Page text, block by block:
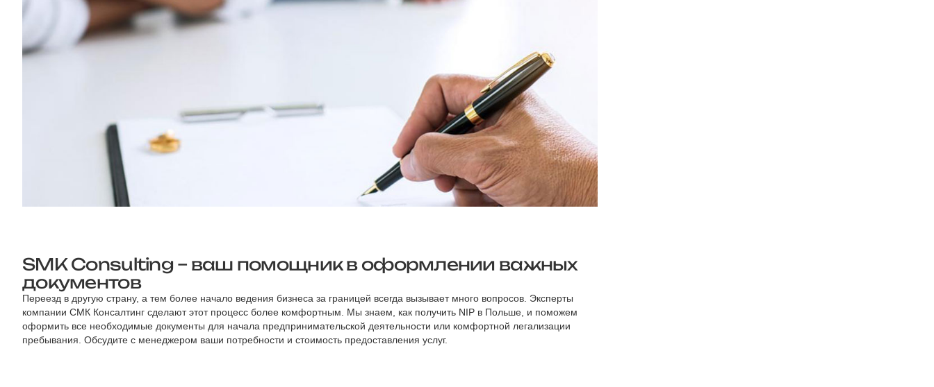
SMK Consulting – ваш помощник в оформлении важных
документов
Переезд в другую страну, а тем более начало ведения бизнеса за границей всегда вызывает много вопросов. Эксперты
компании СМК Консалтинг сделают этот процесс более комфортным. Мы знаем, как получить NIP в Польше, и поможем
оформить все необходимые документы для начала предпринимательской деятельности или комфортной легализации
пребывания. Обсудите с менеджером ваши потребности и стоимость предоставления услуг.